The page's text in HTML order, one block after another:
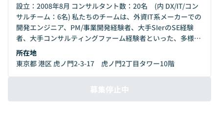
設立：2008年8月 コンサルタント数：20名 (内 DX/IT/コン
サルチーム：6名) 私たちのチームは、外資IT系メーカーでの
開発エンジニア、PM/事業開発経験者、大手SIerのSE経験
者、大手コンサルティングファーム経験者といった、多様な
バックグラウンドを持つプロフェッショナルが在籍していま
す。それぞれの分野での豊富な実務経験と高度な専門知識を
活かし、皆様のキャリアアップを全力でサポートします。 私
前線で培った知識と情報を提供します。 パーソナライズされ
たキャリアプラン: 個々の経験と目標に合わせた、オーダー
所在地
東京都 港区 虎ノ門2-3-17 虎ノ門2丁目タワー10階
募集停止中